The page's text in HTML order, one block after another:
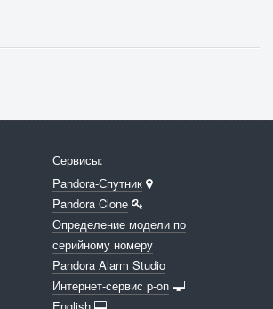
Сервисы:
Pandora-Спутник
Pandora Clone
Определение модели по
серийному номеру
Pandora Alarm Studio
Интернет-сервис p-on